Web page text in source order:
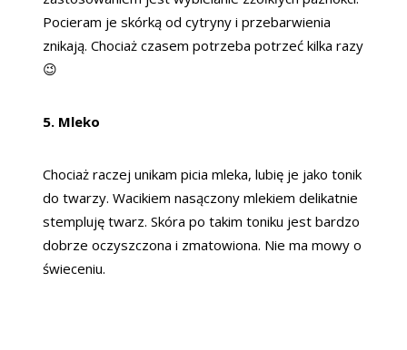
Pocieram je skórką od cytryny i przebarwienia
znikają. Chociaż czasem potrzeba potrzeć kilka razy
😉
5. Mleko
Chociaż raczej unikam picia mleka, lubię je jako tonik
do twarzy. Wacikiem nasączony mlekiem delikatnie
stempluję twarz. Skóra po takim toniku jest bardzo
dobrze oczyszczona i zmatowiona. Nie ma mowy o
świeceniu.